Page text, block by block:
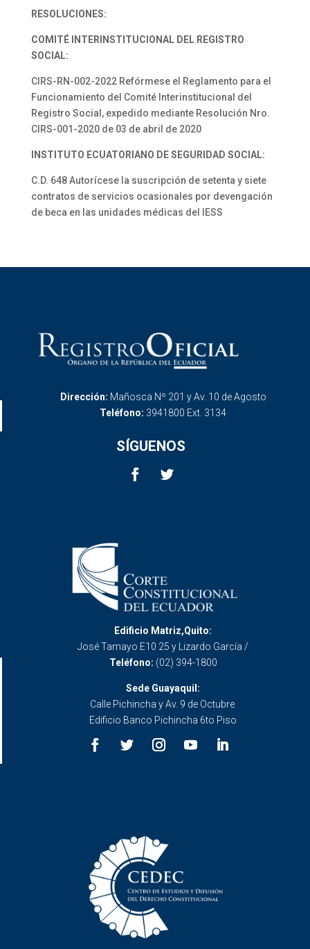
RESOLUCIONES:
COMITÉ INTERINSTITUCIONAL DEL REGISTRO
SOCIAL:
CIRS-RN-002-2022 Refórmese el Reglamento para el
Funcionamiento del Comité Interinstitucional del
Registro Social, expedido mediante Resolución Nro.
CIRS-001-2020 de 03 de abril de 2020
INSTITUTO ECUATORIANO DE SEGURIDAD SOCIAL:
C.D. 648 Autorícese la suscripción de setenta y siete
contratos de servicios ocasionales por devengación
de beca en las unidades médicas del IESS
Dirección: Mañosca Nº 201 y Av. 10 de Agosto
Teléfono: 3941800 Ext. 3134
SÍGUENOS
Edificio Matriz,Quito:
José Tamayo E10 25 y Lizardo García /
Teléfono: (02) 394-1800
Sede Guayaquil:
Calle Pichincha y Av. 9 de Octubre.
Edificio Banco Pichincha 6to Piso